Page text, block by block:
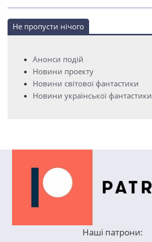
Не пропусти нічого
Анонси подій
Новини проекту
Новини світової фантастики
Новини української фантастики
Наші патрони: